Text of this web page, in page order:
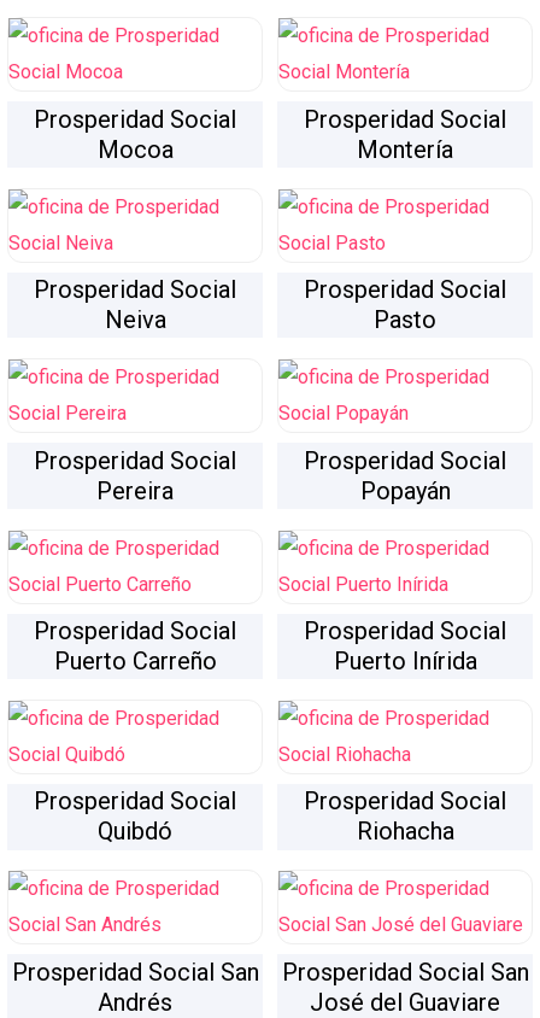
Prosperidad Social
Mocoa
Prosperidad Social
Montería
Prosperidad Social
Neiva
Prosperidad Social
Pasto
Prosperidad Social
Pereira
Prosperidad Social
Popayán
Prosperidad Social
Puerto Carreño
Prosperidad Social
Puerto Inírida
Prosperidad Social
Quibdó
Prosperidad Social
Riohacha
Prosperidad Social San
Andrés
Prosperidad Social San
José del Guaviare